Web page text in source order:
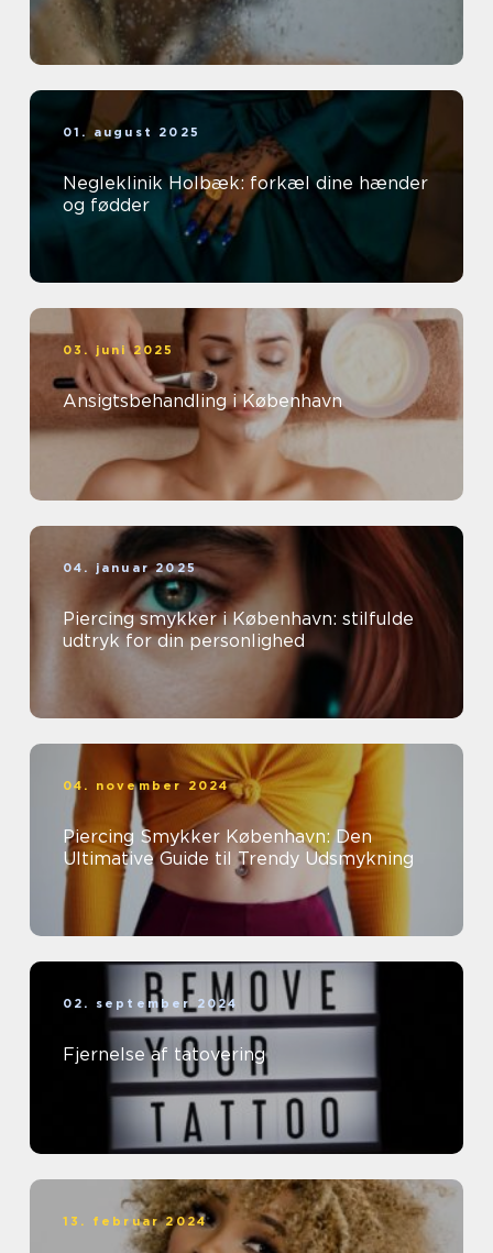
01. august 2025
Negleklinik Holbæk: forkæl dine hænder
og fødder
03. juni 2025
Ansigtsbehandling i København
04. januar 2025
Piercing smykker i København: stilfulde
udtryk for din personlighed
04. november 2024
Piercing Smykker København: Den
Ultimative Guide til Trendy Udsmykning
02. september 2024
Fjernelse af tatovering
13. februar 2024